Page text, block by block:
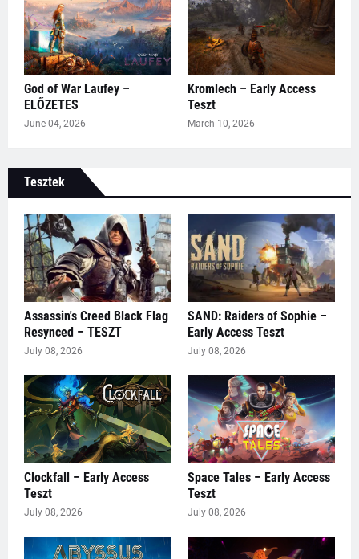
God of War Laufey –
ELŐZETES
June 04, 2026
Kromlech – Early Access
Teszt
March 10, 2026
Tesztek
Assassin's Creed Black Flag
Resynced – TESZT
July 08, 2026
SAND: Raiders of Sophie –
Early Access Teszt
July 08, 2026
Clockfall – Early Access
Teszt
July 08, 2026
Space Tales – Early Access
Teszt
July 08, 2026